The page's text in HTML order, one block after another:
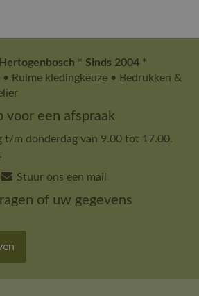
* Sinds 2004 *
Ruime kledingkeuze • Bedrukken &
voor een afspraak
t/m donderdag van 9.00 tot 17.00.
Stuur ons een mail
of uw gegevens